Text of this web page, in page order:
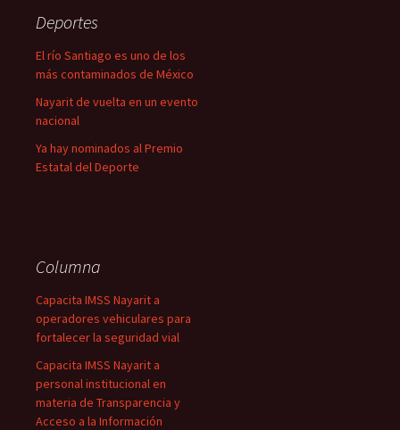
Deportes
El río Santiago es uno de los
más contaminados de México
Nayarit de vuelta en un evento
nacional
Ya hay nominados al Premio
Estatal del Deporte
Columna
Capacita IMSS Nayarit a
operadores vehiculares para
fortalecer la seguridad vial
Capacita IMSS Nayarit a
personal institucional en
materia de Transparencia y
Acceso a la Información